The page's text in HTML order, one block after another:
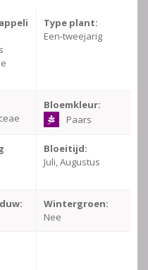
Type plant:
Een-tweejarig
Bloemkleur:
Paars
Bloeitijd:
Juli, Augustus
Wintergroen:
Nee